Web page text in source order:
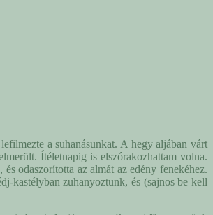
a suhanásunkat. A hegy aljában várt
Ítéletnapig is elszórakozhattam volna.
odaszorította az almát az edény fenekéhez.
kastélyban zuhanyoztunk, és (sajnos be kell